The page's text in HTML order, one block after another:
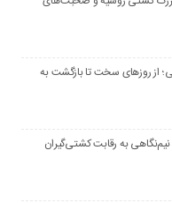
از روزهای سخت تا بازگشت به
به رقابت کشتی‌گیران